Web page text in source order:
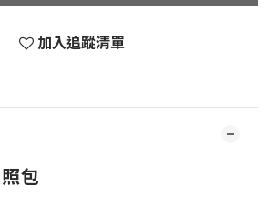
加入追蹤清單
包